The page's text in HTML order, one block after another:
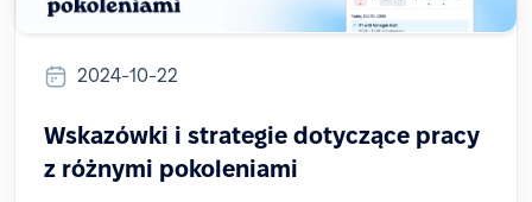
2024-10-22
Wskazówki i strategie dotyczące pracy
z różnymi pokoleniami